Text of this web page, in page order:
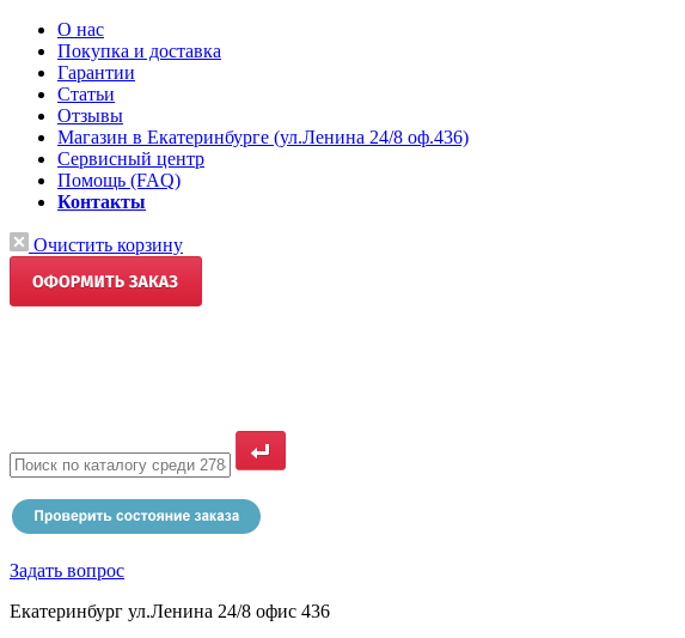
О нас
Покупка и доставка
Гарантии
Статьи
Отзывы
Магазин в Екатеринбурге (ул.Ленина 24/8 оф.436)
Сервисный центр
Помощь (FAQ)
Контакты
Очистить корзину
Задать вопрос
Екатеринбург ул.Ленина 24/8 офис 436